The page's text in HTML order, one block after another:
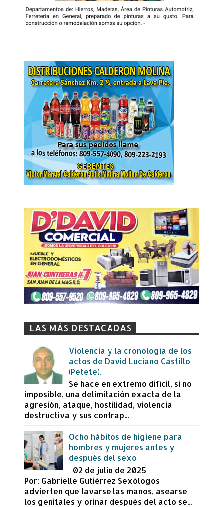
LAS MÁS DESTACADAS
Violencia y la cronología de los
actos de David Luciano Castillo
(Petete).
Se hace en extremo difícil, si no
imposible, una delimitación exacta de la
agresión, ataque, hostilidad, violencia
destructiva y sus contrap...
Ocho hábitos de higiene para
hombres y mujeres antes y
después del sexo
02 de julio de 2025
Por: Gabrielle Gutiérrez Sexólogos
advierten que lavarse las manos, asearse
los genitales y orinar después del acto se...